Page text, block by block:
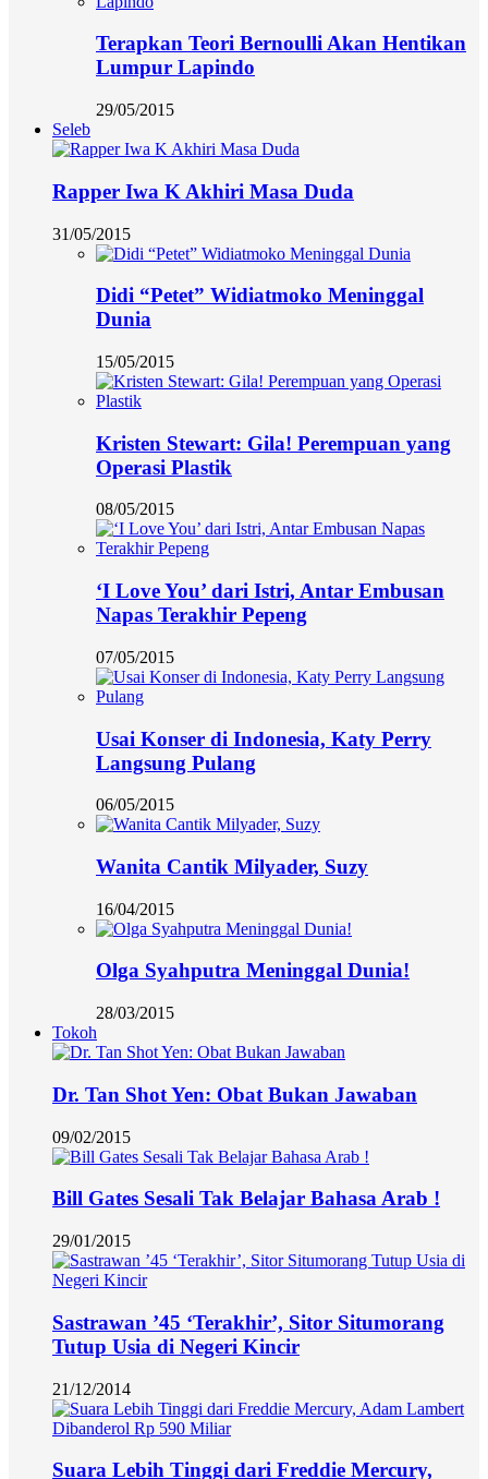
Terapkan Teori Bernoulli Akan Hentikan
Lumpur Lapindo
29/05/2015
Seleb
Rapper Iwa K Akhiri Masa Duda
31/05/2015
Didi “Petet” Widiatmoko Meninggal
Dunia
15/05/2015
Kristen Stewart: Gila! Perempuan yang
Operasi Plastik
08/05/2015
‘I Love You’ dari Istri, Antar Embusan
Napas Terakhir Pepeng
07/05/2015
Usai Konser di Indonesia, Katy Perry
Langsung Pulang
06/05/2015
Wanita Cantik Milyader, Suzy
16/04/2015
Olga Syahputra Meninggal Dunia!
28/03/2015
Tokoh
Dr. Tan Shot Yen: Obat Bukan Jawaban
09/02/2015
Bill Gates Sesali Tak Belajar Bahasa Arab !
29/01/2015
Sastrawan ’45 ‘Terakhir’, Sitor Situmorang
Tutup Usia di Negeri Kincir
21/12/2014
Suara Lebih Tinggi dari Freddie Mercury,